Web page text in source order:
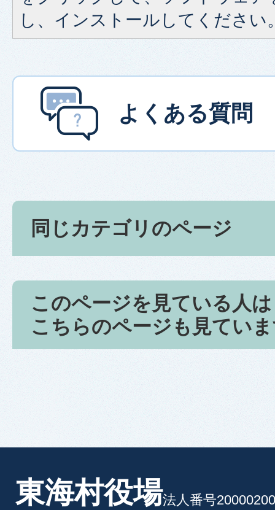
し、インストールしてください
よくある質問
同じカテゴリのページ
このページを見ている人は
こちらのページも見てい
東海村役場法人番号